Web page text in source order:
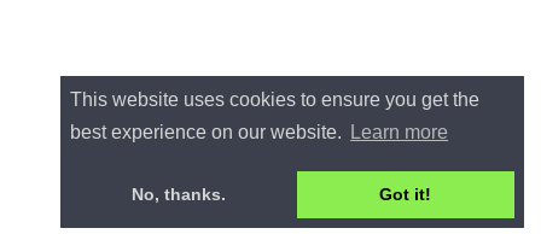
This website uses cookies to ensure you get the
best experience on our website.
Learn more
No, thanks. Got it!